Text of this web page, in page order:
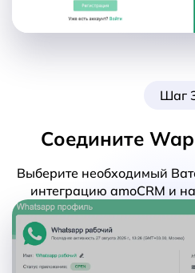
Шаг
Соедините
Выберите необходимый
интеграцию amoCRM и